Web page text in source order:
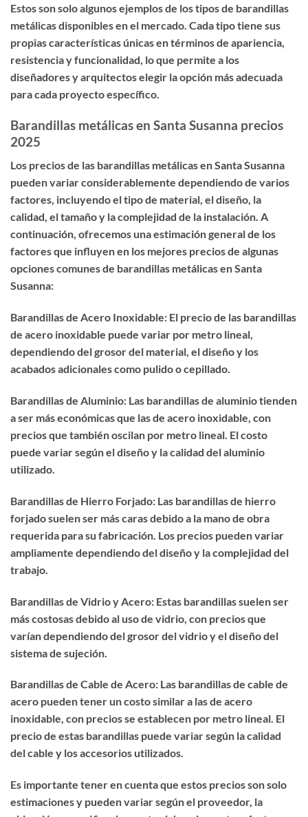
Estos son solo algunos ejemplos de los tipos de barandillas
metálicas disponibles en el mercado. Cada tipo tiene sus
propias características únicas en términos de apariencia,
resistencia y funcionalidad, lo que permite a los
diseñadores y arquitectos elegir la opción más adecuada
para cada proyecto específico.
Barandillas metálicas en Santa Susanna precios
2025
Los precios de las barandillas metálicas en Santa Susanna
pueden variar considerablemente dependiendo de varios
factores, incluyendo el tipo de material, el diseño, la
calidad, el tamaño y la complejidad de la instalación. A
continuación, ofrecemos una estimación general de los
factores que influyen en los mejores precios de algunas
opciones comunes de barandillas metálicas en Santa
Susanna:
Barandillas de Acero Inoxidable: El precio de las barandillas
de acero inoxidable puede variar por metro lineal,
dependiendo del grosor del material, el diseño y los
acabados adicionales como pulido o cepillado.
Barandillas de Aluminio: Las barandillas de aluminio tienden
a ser más económicas que las de acero inoxidable, con
precios que también oscilan por metro lineal. El costo
puede variar según el diseño y la calidad del aluminio
utilizado.
Barandillas de Hierro Forjado: Las barandillas de hierro
forjado suelen ser más caras debido a la mano de obra
requerida para su fabricación. Los precios pueden variar
ampliamente dependiendo del diseño y la complejidad del
trabajo.
Barandillas de Vidrio y Acero: Estas barandillas suelen ser
más costosas debido al uso de vidrio, con precios que
varían dependiendo del grosor del vidrio y el diseño del
sistema de sujeción.
Barandillas de Cable de Acero: Las barandillas de cable de
acero pueden tener un costo similar a las de acero
inoxidable, con precios se establecen por metro lineal. El
precio de estas barandillas puede variar según la calidad
del cable y los accesorios utilizados.
Es importante tener en cuenta que estos precios son solo
estimaciones y pueden variar según el proveedor, la